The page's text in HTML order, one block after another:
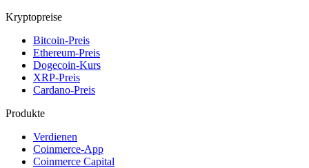
Kryptopreise
Bitcoin-Preis
Ethereum-Preis
Dogecoin-Kurs
XRP-Preis
Cardano-Preis
Produkte
Verdienen
Coinmerce-App
Coinmerce Capital